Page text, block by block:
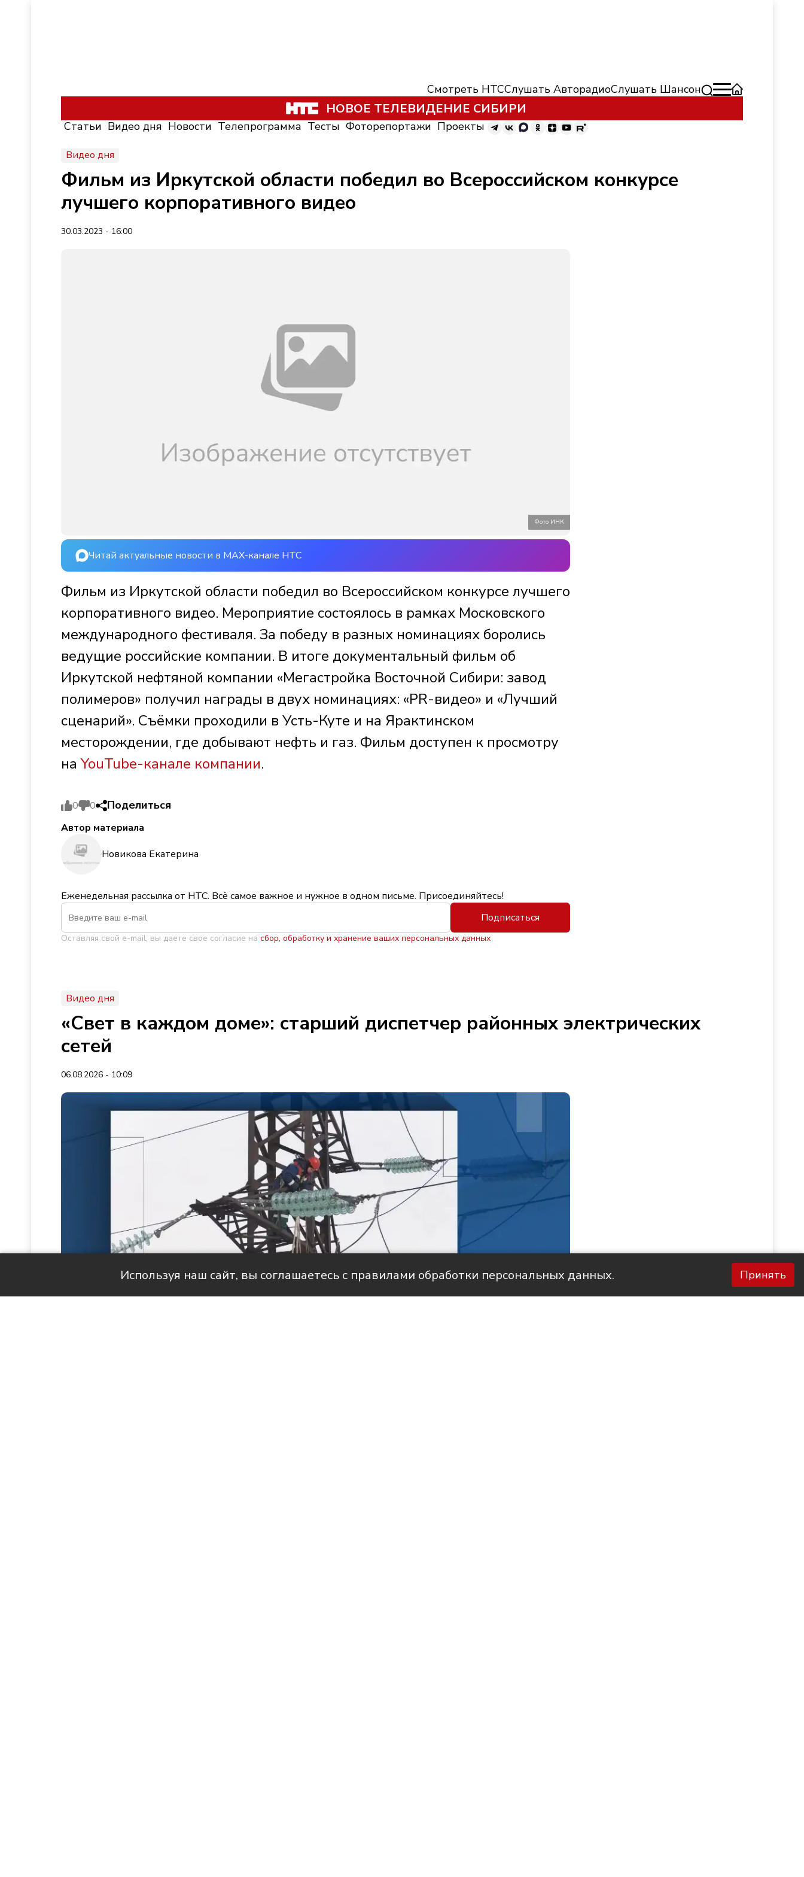
Смотреть НТССлушать АвторадиоСлушать Шансон
НОВОЕ ТЕЛЕВИДЕНИЕ СИБИРИ
Статьи Видео дня Новости Телепрограмма Тесты Фоторепортажи Проекты
Видео дня
Фильм из Иркутской области победил во Всероссийском конкурсе
лучшего корпоративного видео
30.03.2023 - 16:00
Фото ИНК
Читай актуальные новости в MAX-канале НТС
Фильм из Иркутской области победил во Всероссийском конкурсе лучшего
корпоративного видео. Мероприятие состоялось в рамках Московского
международного фестиваля. За победу в разных номинациях боролись
ведущие российские компании. В итоге документальный фильм об
Иркутской нефтяной компании «Мегастройка Восточной Сибири: завод
полимеров» получил награды в двух номинациях: «PR-видео» и «Лучший
сценарий». Съёмки проходили в Усть-Куте и на Ярактинском
месторождении, где добывают нефть и газ. Фильм доступен к просмотру
наYouTube-канале компании.
0 0 Поделиться
Автор материала
Новикова Екатерина
Еженедельная рассылка от НТС. Всё самое важное и нужное в одном письме. Присоединяйтесь!
Подписаться
Оставляя свой e-mail, вы даете свое согласие на сбор, обработку и хранение ваших персональных данных
Видео дня
«Свет в каждом доме»: старший диспетчер районных электрических
сетей
06.08.2026 - 10:09
Используя наш сайт, вы соглашаетесь с правилами обработки персональных данных. Принять